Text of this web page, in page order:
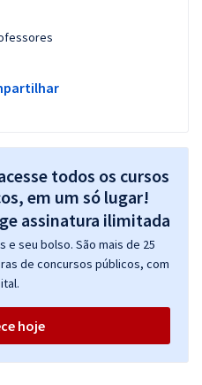
todos os cursos
em um só lugar!
seu bolso. São mais de 25
de concursos públicos, com
hoje